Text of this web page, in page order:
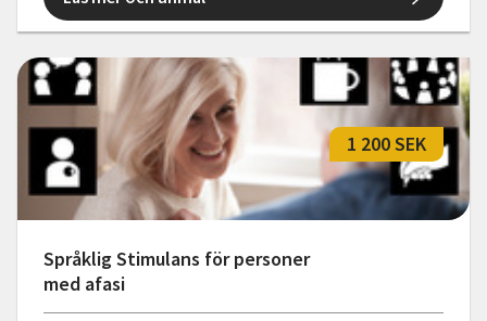
Språklig Stimulans för personer
med afasi
1 200 SEK